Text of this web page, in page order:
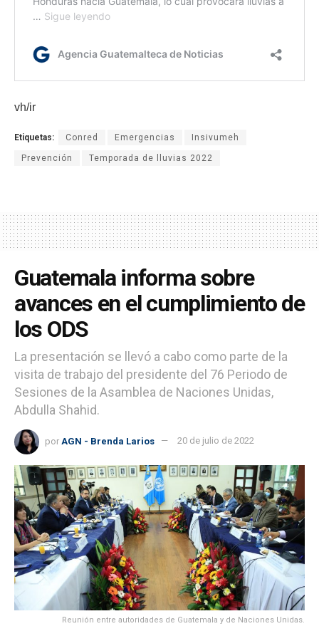
vh/ir
Etiquetas: Conred Emergencias Insivumeh
Prevención Temporada de lluvias 2022
Guatemala informa sobre
avances en el cumplimiento de
los ODS
La presentación se llevó a cabo como parte de la
visita de trabajo del presidente del 76 Periodo de
Sesiones de la Asamblea de Naciones Unidas,
Abdulla Shahid.
por AGN - Brenda Larios 20 de julio de 2022
Reunión entre autoridades de Guatemala y de Naciones Unidas.